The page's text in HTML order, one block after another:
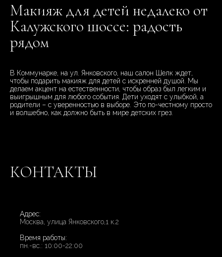
Макияж для детей недалеко от
Калужского шоссе: радость
рядом
В Коммунарке, на ул. Янковского, наш салон Шелк ждет,
чтобы подарить макияж для детей с искренней душой. Мы
делаем акцент на естественности, чтобы образ был легким и
выигрышным для любого события. Дети уходят с улыбкой, а
родители – с уверенностью в выборе. Это по-честному просто
и волшебно, как должно быть в мире детских грез.
КОНТАКТЫ
Адрес:
Москва, улица Янковского,1 к.2
Время работы:
пн.-вс.: 10:00-22:00